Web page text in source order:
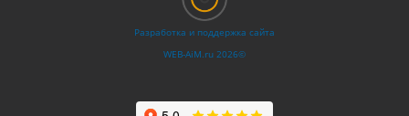
Разработка и поддержка сайта
WEB‑AiM.ru 2026©